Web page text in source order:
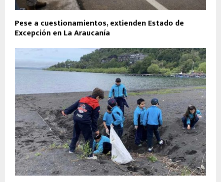
Pese a cuestionamientos, extienden Estado de
Excepción en La Araucanía